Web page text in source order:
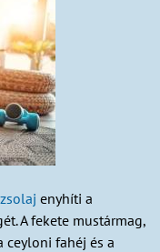
enyhíti a
A fekete mustármag,
ceyloni fahéj és a